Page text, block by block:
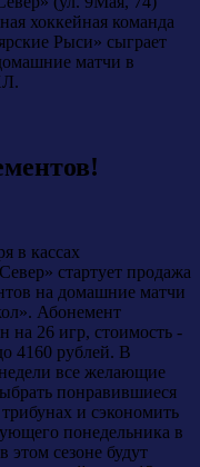
хоккейная команда
Рыси» сыграет
матчи в
в кассах
стартует продажа
на домашние матчи
Абонемент
на 26 игр, стоимость -
4160 рублей. В
все желающие
понравившиеся
и сэкономить
понедельника в
этом сезоне будут